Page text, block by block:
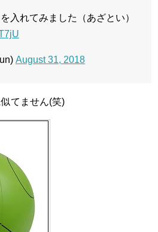
入れてみました（あざとい）
August 31, 2018
てません(笑)